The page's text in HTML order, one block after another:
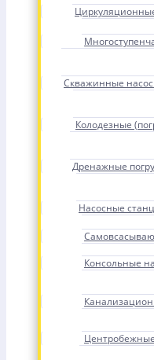
Скважинные
Колодезные
Дренажные
Насосные
Консольные